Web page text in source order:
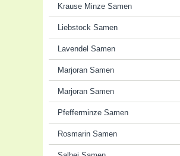
Krause Minze Samen
Liebstock Samen
Lavendel Samen
Marjoran Samen
Marjoran Samen
Pfefferminze Samen
Rosmarin Samen